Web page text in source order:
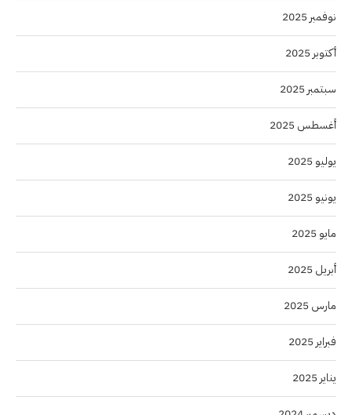
نوفمبر 2025
أكتوبر 2025
سبتمبر 2025
أغسطس 2025
يوليو 2025
يونيو 2025
مايو 2025
أبريل 2025
مارس 2025
فبراير 2025
يناير 2025